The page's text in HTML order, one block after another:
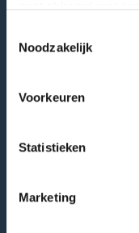
Noodzakelijk
Voorkeuren
Statistieken
Marketing